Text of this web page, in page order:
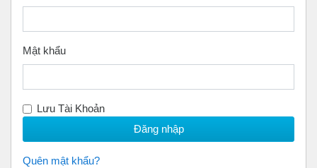
Mật khẩu
Lưu Tài Khoản
Quên mật khẩu?